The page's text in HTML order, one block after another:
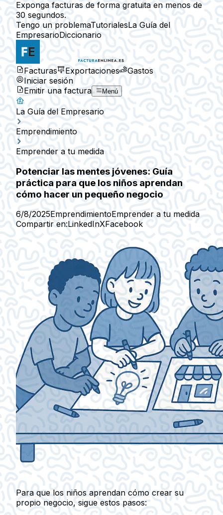
Exponga facturas de forma gratuita en menos de
30 segundos.
Tengo un problemaTutorialesLa Guía del
EmpresarioDiccionario
Facturas Exportaciones
Gastos
Iniciar sesión
Emitir una factura
Menú
La Guía del Empresario
Emprendimiento
Emprender a tu medida
Potenciar las mentes jóvenes: Guía
práctica para que los niños aprendan
cómo hacer un pequeño negocio
6/8/2025EmprendimientoEmprender a tu medida
Compartir en:LinkedInXFacebook
Para que los niños aprendan cómo crear su
propio negocio, sigue estos pasos: